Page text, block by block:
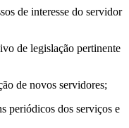
de interesse do servidor
de legislação pertinente
de novos servidores;
periódicos dos serviços e